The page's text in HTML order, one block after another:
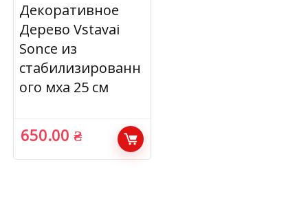
Декоративное
Дерево Vstavai
Sonce из
стабилизированн
ого мха 25 см
650.00₴